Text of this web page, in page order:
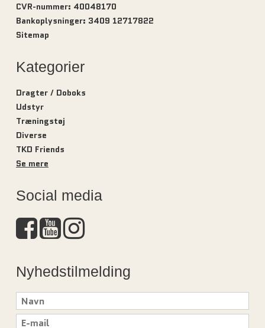
CVR-nummer: 40048170
Bankoplysninger: 3409 12717822
Sitemap
Kategorier
Dragter / Doboks
Udstyr
Træningstøj
Diverse
TKD Friends
Se mere
Social media
Nyhedstilmelding